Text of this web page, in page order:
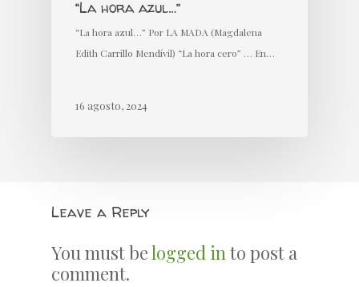
“La hora azul…”
“La hora azul…” Por LA MADA (Magdalena
Edith Carrillo Mendívil) “La hora cero” … En…
16 agosto, 2024
Leave a Reply
You must belogged into post a
comment.